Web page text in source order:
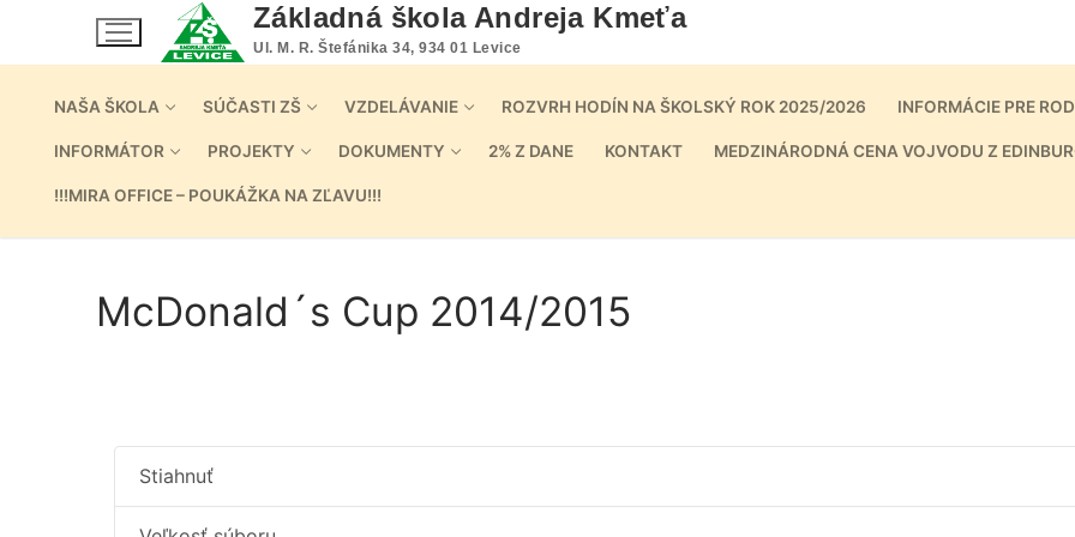
Základná škola Andreja Kmeťa
Ul. M. R. Štefánika 34, 934 01 Levice
NAŠA ŠKOLA SÚČASTI ZŠ VZDELÁVANIE ROZVRH HODÍN NA ŠKOLSKÝ ROK 2025/2026 INFORMÁCIE PRE
INFORMÁTOR PROJEKTY DOKUMENTY 2% Z DANE KONTAKT MEDZINÁRODNÁ CENA VOJVODU Z
!!!MIRA OFFICE – POUKÁŽKA NA ZĽAVU!!!
McDonald´s Cup 2014/2015
Stiahnuť